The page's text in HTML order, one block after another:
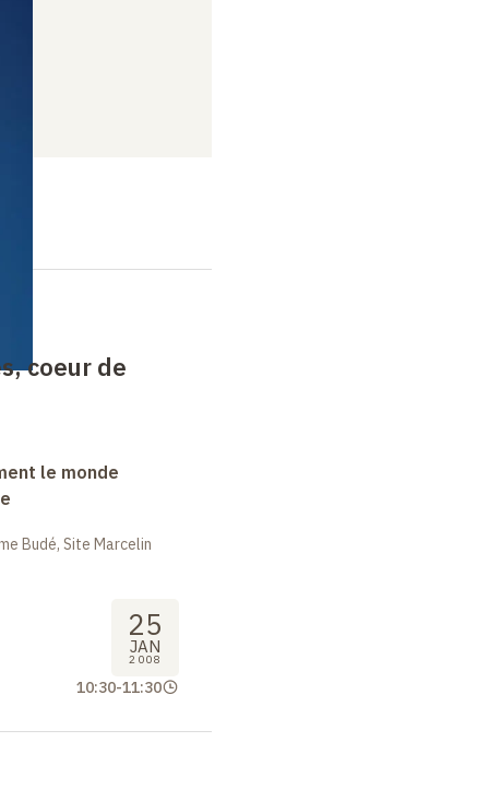
coeur de
le monde
Budé, Site Marcelin
25
JAN
2008
10:30-11:30